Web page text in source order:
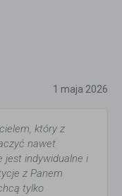
1 maja 2026
który z
nawet
jest indywidualne i
z Panem
tylko